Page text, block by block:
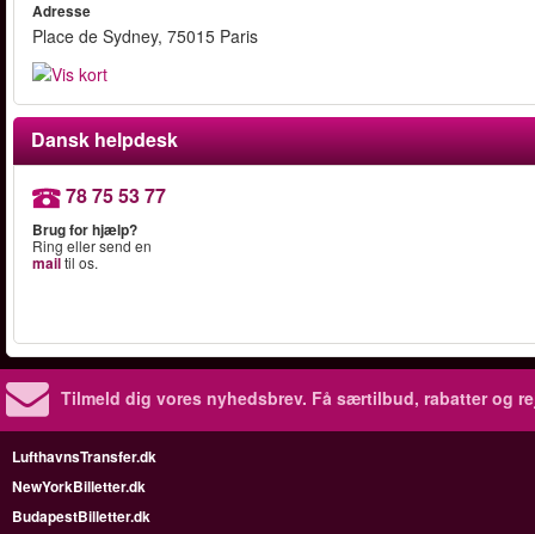
Adresse
Place de Sydney, 75015 Paris
Dansk helpdesk
78 75 53 77
Brug for hjælp?
Ring eller send en
mailtil os.
Tilmeld dig vores nyhedsbrev. Få særtilbud, rabatter og
LufthavnsTransfer.dk
NewYorkBilletter.dk
BudapestBilletter.dk